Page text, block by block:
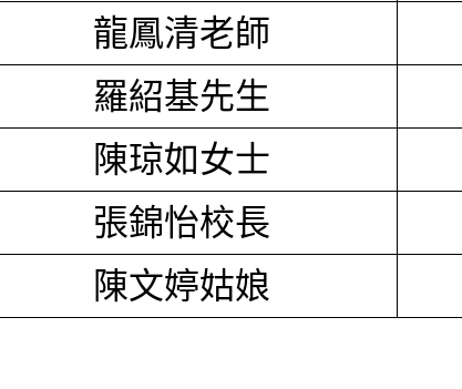
龍鳳清老師
羅紹基先生
陳琼如女士
張錦怡校長
陳文婷姑娘